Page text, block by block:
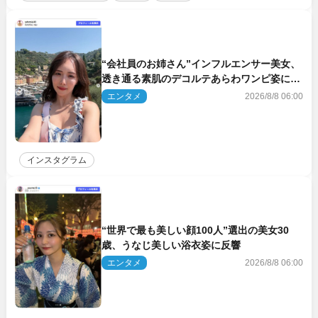
“会社員のお姉さん”インフルエンサー美女、
透き通る素肌のデコルテあらわワンピ姿に反
響エンタメ 2026/8/8 06:00
インスタグラム
“世界で最も美しい顔100人”選出の美女30
歳、うなじ美しい浴衣姿に反響
エンタメ 2026/8/8 06:00